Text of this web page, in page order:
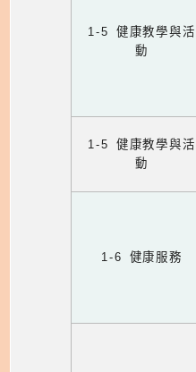
1-5 健康教學與活
動
1-5 健康教學與活
動
1-6 健康服務